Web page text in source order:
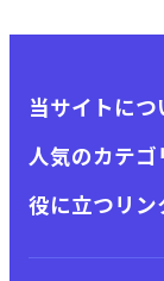
当サイトにつ
人気のカテゴ
役に立つリン